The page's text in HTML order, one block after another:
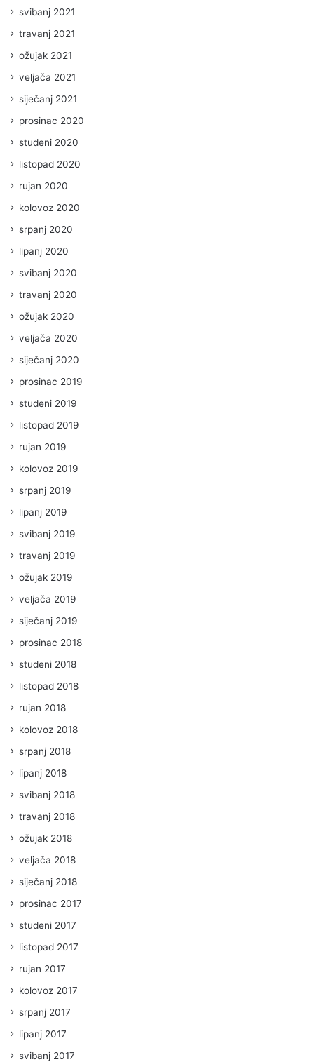
svibanj 2021
travanj 2021
ožujak 2021
veljača 2021
siječanj 2021
prosinac 2020
studeni 2020
listopad 2020
rujan 2020
kolovoz 2020
srpanj 2020
lipanj 2020
svibanj 2020
travanj 2020
ožujak 2020
veljača 2020
siječanj 2020
prosinac 2019
studeni 2019
listopad 2019
rujan 2019
kolovoz 2019
srpanj 2019
lipanj 2019
svibanj 2019
travanj 2019
ožujak 2019
veljača 2019
siječanj 2019
prosinac 2018
studeni 2018
listopad 2018
rujan 2018
kolovoz 2018
srpanj 2018
lipanj 2018
svibanj 2018
travanj 2018
ožujak 2018
veljača 2018
siječanj 2018
prosinac 2017
studeni 2017
listopad 2017
rujan 2017
kolovoz 2017
srpanj 2017
lipanj 2017
svibanj 2017